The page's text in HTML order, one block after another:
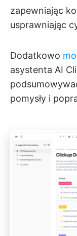
zapewniając
usprawniając
Dodatkowo
asystenta AI
pomysły i